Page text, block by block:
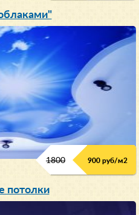
1800 900 руб/м2
потолки